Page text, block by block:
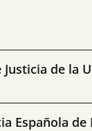
Justicia de la
Española